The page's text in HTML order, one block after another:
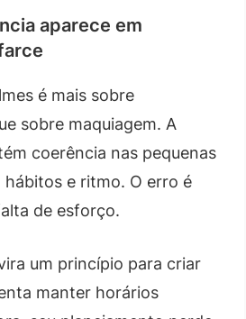
aparece em
é mais sobre
sobre maquiagem. A
coerência nas pequenas
hábitos e ritmo. O erro é
de esforço.
um princípio para criar
manter horários